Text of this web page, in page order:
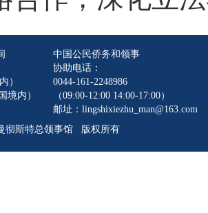
）
境内）
中国公民侨务和领事
协助电话：
0044-161-2248986
（09:00-12:00 14:00-17:00）
邮址：lingshixiezhu_man@163.com
彻斯特总领事馆 版权所有